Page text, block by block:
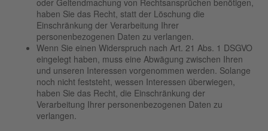
oder Geltendmachung von Rechtsansprüchen benötigen,
haben Sie das Recht, statt der Löschung die
Einschränkung der Verarbeitung Ihrer
personenbezogenen Daten zu verlangen.
Wenn Sie einen Widerspruch nach Art. 21 Abs. 1 DSGVO
eingelegt haben, muss eine Abwägung zwischen Ihren
und unseren Interessen vorgenommen werden. Solange
noch nicht feststeht, wessen Interessen überwiegen,
haben Sie das Recht, die Einschränkung der
Verarbeitung Ihrer personenbezogenen Daten zu
verlangen.